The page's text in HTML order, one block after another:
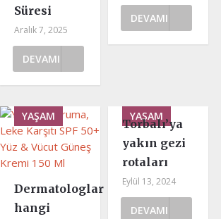
Süresi
Aralık 7, 2025
DEVAMI
DEVAMI
YAŞAM
Dermatologlar
hangi
YAŞAM
Torbalı’ya
yakın gezi
rotaları
Eylül 13, 2024
DEVAMI